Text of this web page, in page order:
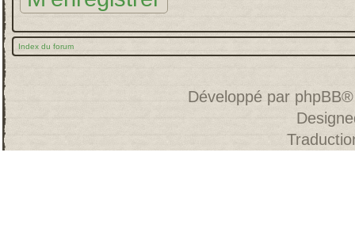
Index du forum
Développé par phpBB®